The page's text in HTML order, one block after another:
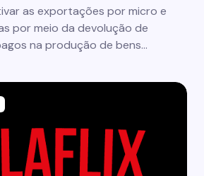
as exportações por micro e
por meio da devolução de
na produção de bens…